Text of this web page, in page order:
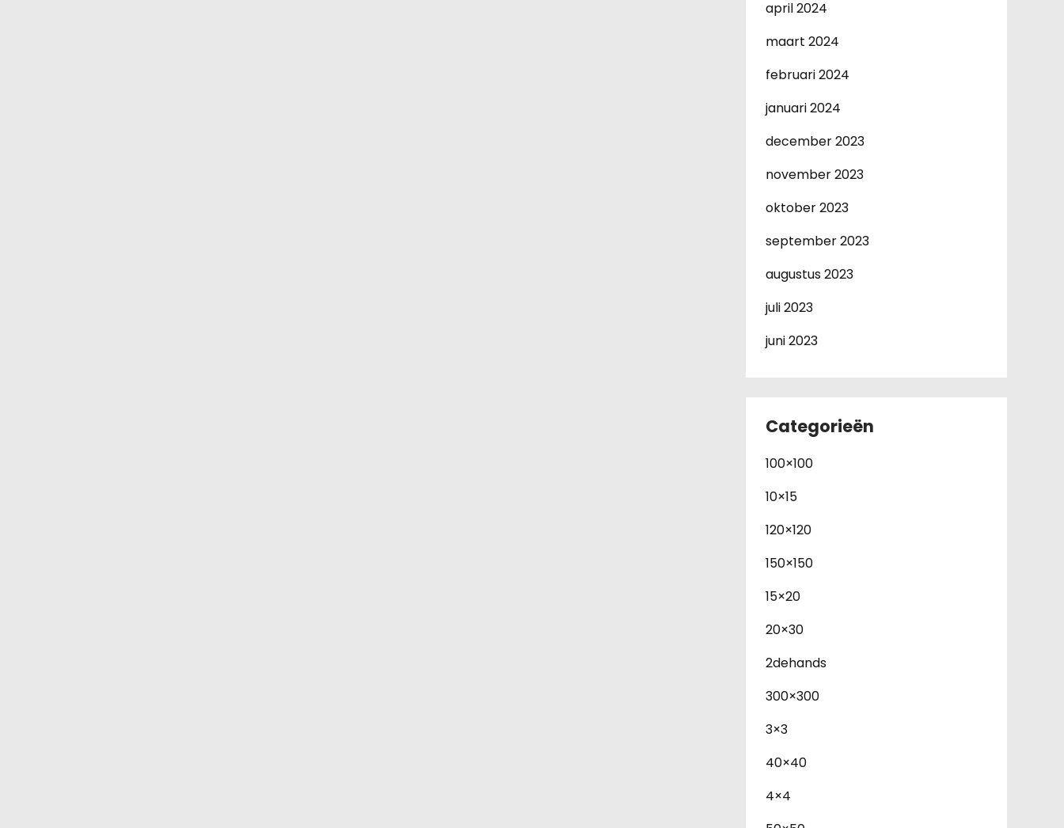
april 2024
maart 2024
februari 2024
januari 2024
december 2023
november 2023
oktober 2023
september 2023
augustus 2023
juli 2023
juni 2023
Categorieën
100×100
10×15
120×120
150×150
15×20
20×30
2dehands
300×300
3×3
40×40
4×4